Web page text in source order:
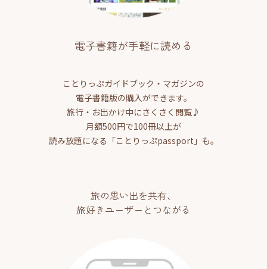
電子書籍が手軽に読める
ことりっぷガイドブック・マガジンの
電子書籍版の購入ができます。
旅行・お出かけ中にさくさく閲覧♪
月額500円で100冊以上が
読み放題になる「ことりっぷpassport」も。
旅の思い出を共有、
旅好きユーザーとつながる